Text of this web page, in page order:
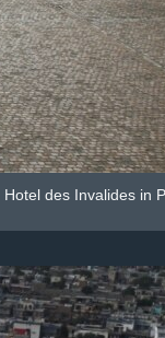
des Invalides in